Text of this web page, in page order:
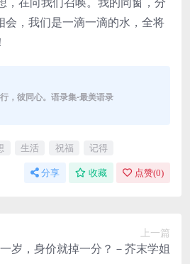
会，我们是一滴一滴的水，全将
，彼同心。语录集-最美语录
生活 祝福 记得
分享 收藏 点赞(0)
上一篇
岁，身价就掉一分？－芥末学姐